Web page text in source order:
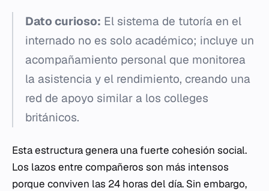
Dato curioso: El sistema de tutoría en el
internado no es solo académico; incluye un
acompañamiento personal que monitorea
la asistencia y el rendimiento, creando una
red de apoyo similar a los colleges
británicos.
Esta estructura genera una fuerte cohesión social.
Los lazos entre compañeros son más intensos
porque conviven las 24 horas del día. Sin embargo,